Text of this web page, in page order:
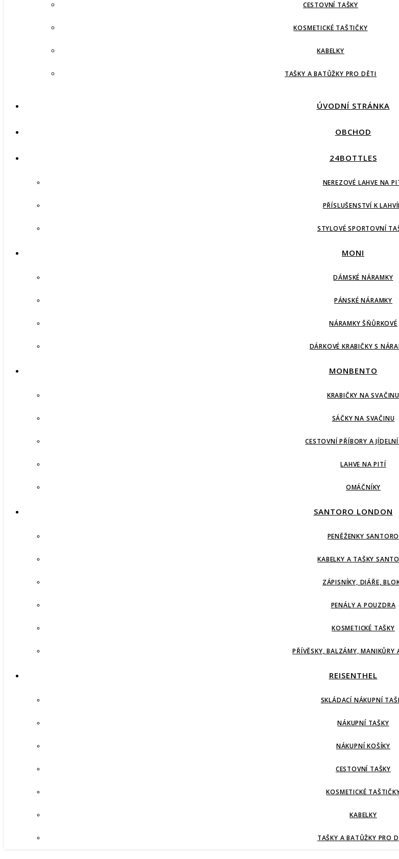
CESTOVNÍ TAŠKY
KOSMETICKÉ TAŠTIČKY
KABELKY
TAŠKY A BATŮŽKY PRO DĚTI
ÚVODNÍ STRÁNKA
OBCHOD
24BOTTLES
NEREZOVÉ LAHVE NA
PŘÍSLUŠENSTVÍ K
STYLOVÉ SPORTOVNÍ
MONI
DÁMSKÉ NÁRAMKY
PÁNSKÉ NÁRAMKY
NÁRAMKY ŠŇŮRKOVÉ
DÁRKOVÉ KRABIČKY S
MONBENTO
KRABIČKY NA SVAČINU
SÁČKY NA SVAČINU
CESTOVNÍ PŘÍBORY A
LAHVE NA PITÍ
OMÁČNÍKY
SANTORO LONDON
PENĚŽENKY SANTORO
KABELKY A TAŠKY
ZÁPISNÍKY, DIÁŘE,
PENÁLY A POUZDRA
KOSMETICKÉ TAŠKY
PŘÍVĚSKY, BALZÁMY, MANIKŮRY
REISENTHEL
SKLÁDACÍ NÁKUPNÍ
NÁKUPNÍ TAŠKY
NÁKUPNÍ KOŠÍKY
CESTOVNÍ TAŠKY
KOSMETICKÉ
KABELKY
TAŠKY A BATŮŽKY PRO